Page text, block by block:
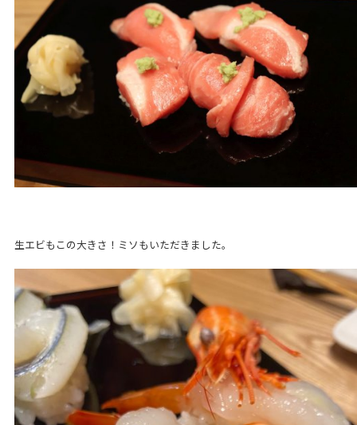
生エビもこの大きさ！ミソもいただきました。